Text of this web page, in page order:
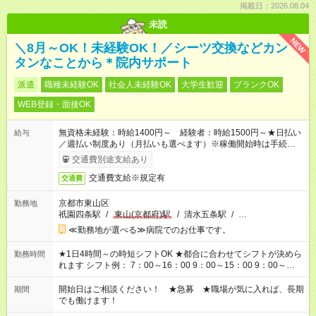
掲載日：2026.08.04
未読
NEW
＼8月～OK！未経験OK！／シーツ交換などカン
タンなことから＊院内サポート
派遣 職種未経験OK 社会人未経験OK 大学生歓迎
ブランクOK
WEB登録・面接OK
給与
無資格未経験：時給1400円～ 経験者：時給1500円～★日払い
／週払い制度あり（月払いも選べます）※稼働開始時は手続き完
了次第のお支払いとなります。
交通費別途支給あり
交通費 交通費支給※規定有
勤務地
京都市東山区
祇園四条駅 / 東山(京都府)駅 / 清水五条駅 / …
≪勤務地が選べる≫病院でのお仕事です。
勤務時間
★1日4時間～の時短シフトOK ★都合に合わせてシフトが決めら
れます シフト例： 7：00～16：00 9：00～15：00 9：00～
18：00 11：00～20：00 など ※Wワークの場合、他のお仕事と
合わせ週40時間超の就業はご案内できません ※法令に基づき、
週20時間以上勤務は社会保険への加入対象となります ※労働者
派遣法（日雇い派遣の原則禁止）により、短時間・短期間の就
期間
開始日はご相談ください！ ★急募 ★職場が気に入れば、長期
でも働けます！